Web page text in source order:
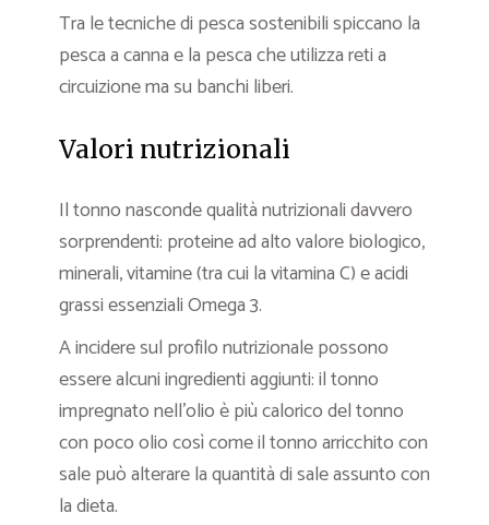
Tra le tecniche di pesca sostenibili spiccano la
pesca a canna e la pesca che utilizza reti a
circuizione ma su banchi liberi.
Valori nutrizionali
Il tonno nasconde qualità nutrizionali davvero
sorprendenti: proteine ad alto valore biologico,
minerali, vitamine (tra cui la vitamina C) e acidi
grassi essenziali Omega 3.
A incidere sul profilo nutrizionale possono
essere alcuni ingredienti aggiunti: il tonno
impregnato nell’olio è più calorico del tonno
con poco olio così come il tonno arricchito con
sale può alterare la quantità di sale assunto con
la dieta.